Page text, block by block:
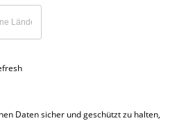
Daten sicher und geschützt zu halten,